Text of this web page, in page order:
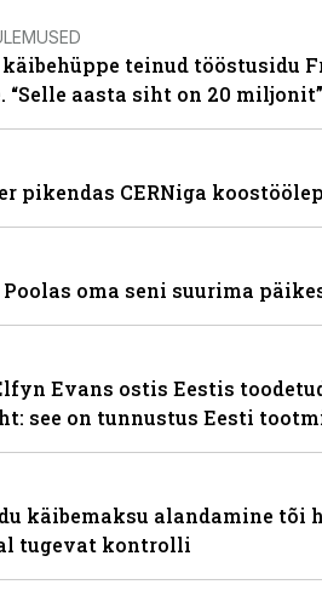
käibehüppe teinud tööstusidu
“Selle aasta siht on 20 miljonit”
pikendas CERNiga
oma seni suurima
Evans ostis Eestis
see on tunnustus Eesti
käibemaksu alandamine tõi
tugevat kontrolli